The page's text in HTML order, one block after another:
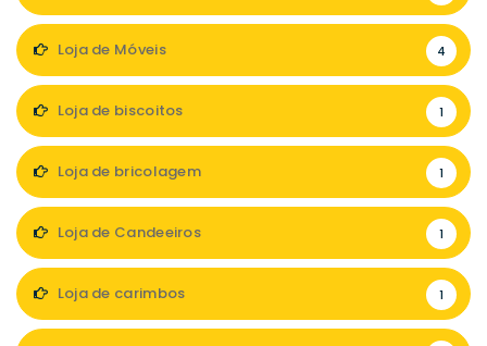
Loja de Móveis 4
Loja de biscoitos 1
Loja de bricolagem 1
Loja de Candeeiros 1
Loja de carimbos 1